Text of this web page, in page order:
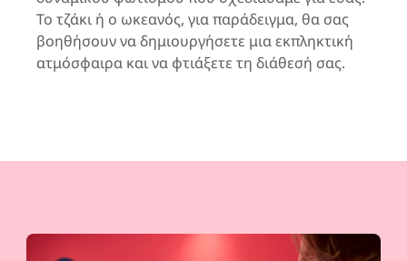
Το τζάκι ή ο ωκεανός, για παράδειγμα, θα σας
βοηθήσουν να δημιουργήσετε μια εκπληκτική
ατμόσφαιρα και να φτιάξετε τη διάθεσή σας.